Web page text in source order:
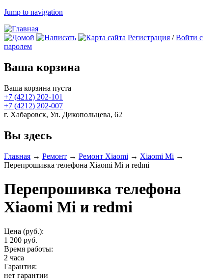
Jump to navigation
Регистрация /Войти с
паролем
Ваша корзина
Ваша корзина пуста
+7 (4212) 202-101
+7 (4212) 202-007
г. Хабаровск, Ул. Дикопольцева, 62
Вы здесь
Главная → Ремонт → Ремонт Xiaomi → Xiaomi Mi →
Перепрошивка телефона Xiaomi Mi и redmi
Перепрошивка телефона
Xiaomi Mi и redmi
Цена (руб.):
1 200 руб.
Время работы:
2 часа
Гарантия:
нет гарантии